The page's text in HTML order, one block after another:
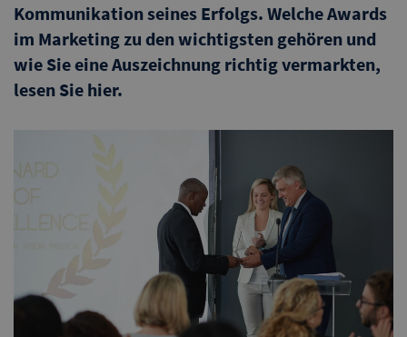
Kommunikation seines Erfolgs. Welche Awards
im Marketing zu den wichtigsten gehören und
wie Sie eine Auszeichnung richtig vermarkten,
lesen Sie hier.